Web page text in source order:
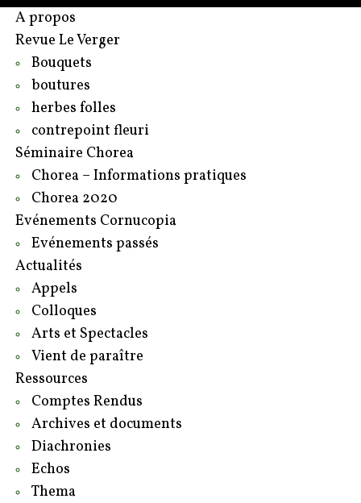
A propos
Revue Le Verger
Bouquets
boutures
herbes folles
contrepoint fleuri
Séminaire Chorea
Chorea – Informations pratiques
Chorea 2020
Evénements Cornucopia
Evénements passés
Actualités
Appels
Colloques
Arts et Spectacles
Vient de paraître
Ressources
Comptes Rendus
Archives et documents
Diachronies
Echos
Thema